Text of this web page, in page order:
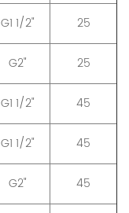
G1 1/2"
25
G2"
25
G1 1/2"
45
G1 1/2"
45
G2"
45